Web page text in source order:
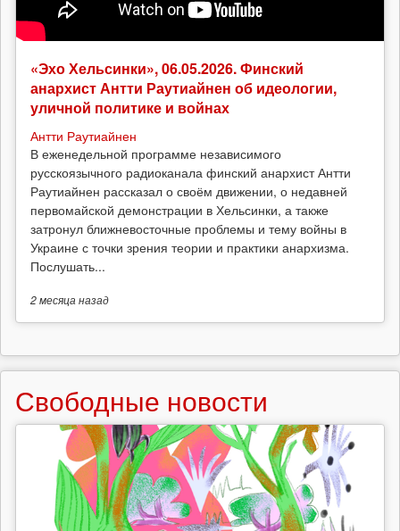
«Эхо Хельсинки», 06.05.2026. Финский
анархист Антти Раутиайнен об идеологии,
уличной политике и войнах
Антти Раутиайнен
В еженедельной программе независимого
русскоязычного радиоканала финский анархист Антти
Раутиайнен рассказал о своём движении, о недавней
первомайской демонстрации в Хельсинки, а также
затронул ближневосточные проблемы и тему войны в
Украине с точки зрения теории и практики анархизма.
Послушать...
2 месяцаназад
Свободные новости